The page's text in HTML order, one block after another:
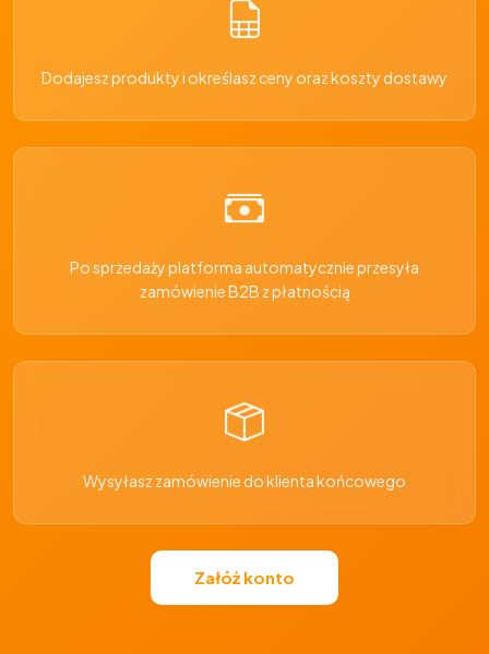
Dodajesz produkty i określasz ceny oraz koszty dostawy
Po sprzedaży platforma automatycznie przesyła
zamówienie B2B z płatnością
Wysyłasz zamówienie do klienta końcowego
Załóż konto